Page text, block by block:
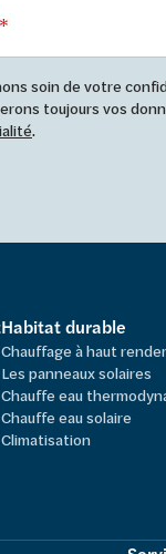
soin de votre
toujours vos
.
Habitat durable
Chauffage à haut
Les panneaux solaires
Chauffe eau
Chauffe eau solaire
Climatisation